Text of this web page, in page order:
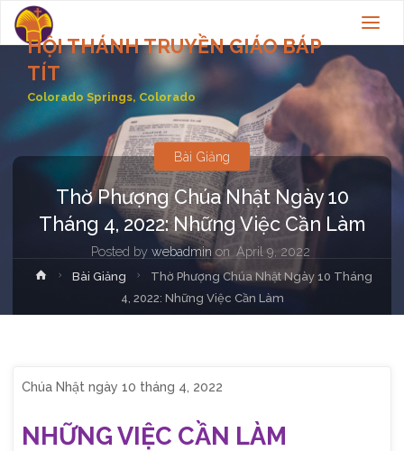
HỘI THÁNH TRUYỀN GIÁO BÁP
TÍT
Colorado Springs, Colorado
Thờ Phượng Chúa Nhật Ngày 10
Tháng 4, 2022: Những Việc Cần Làm
Posted by webadmin on April 9, 2022
Bài Giảng
HomeBài Giảng
Thờ Phượng Chúa Nhật Ngày 10 Tháng
4, 2022: Những Việc Cần Làm
Chúa Nhật ngày 10 tháng 4, 2022
NHỮNG VIỆC CẦN LÀM